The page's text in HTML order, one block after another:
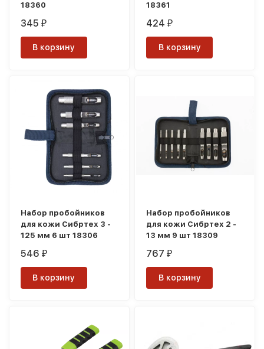
18360
345₽
В корзину
18361
424₽
В корзину
Набор пробойников
для кожи Сибртех 3 -
125 мм 6 шт 18306
546₽
В корзину
Набор пробойников
для кожи Сибртех 2 -
13 мм 9 шт 18309
767₽
В корзину